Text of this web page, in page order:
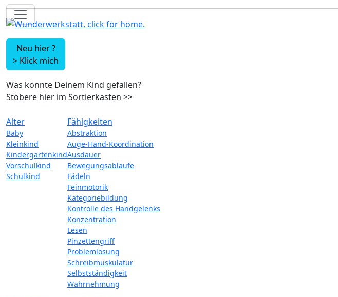
Neu hier ?
> Klick mich
Was könnte Deinem Kind gefallen?
Stöbere hier im Sortierkasten >>
Alter
Baby
Kleinkind
Kindergartenkind
Vorschulkind
Schulkind
Fähigkeiten
Abstraktion
Auge-Hand-Koordination
Ausdauer
Bewegungsabläufe
Fädeln
Feinmotorik
Kategoriebildung
Kontrolle des Handgelenks
Konzentration
Lesen
Pinzettengriff
Problemlösung
Schreibmuskulatur
Selbstständigkeit
Wahrnehmung